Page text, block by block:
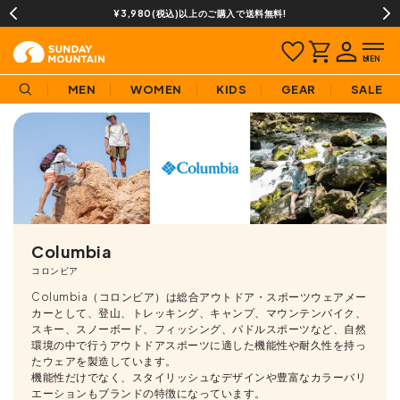
13時までのご注文で即日発送(営業日に限ります)
MEN WOMEN KIDS GEAR SALE
Columbia
コロンビア
Columbia（コロンビア）は総合アウトドア・スポーツウェアメー
カーとして、登山、トレッキング、キャンプ、マウンテンバイク、
スキー、スノーボード、フィッシング、パドルスポーツなど、自然
環境の中で行うアウトドアスポーツに適した機能性や耐久性を持っ
たウェアを製造しています。
機能性だけでなく、スタイリッシュなデザインや豊富なカラーバリ
エーションもブランドの特徴になっています。